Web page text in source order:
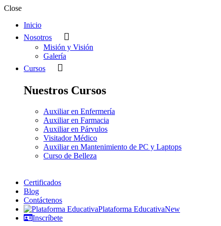
Close
Inicio
Nosotros
Misión y Visión
Galería
Cursos
Nuestros Cursos
Auxiliar en Enfermería
Auxiliar en Farmacia
Auxiliar en Párvulos
Visitador Médico
Auxiliar en Mantenimiento de PC y Laptops
Curso de Belleza
Certificados
Blog
Contáctenos
Plataforma EducativaNew
Inscríbete